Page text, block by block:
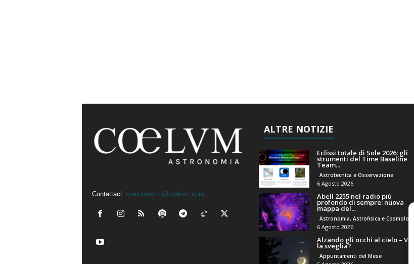
Contattaci: coelumastro@coelum.com
ALTRE NOTIZIE
Eclissi totale di Sole 2026: gli
strumenti del Time Baseline
Team...
Astrotecnica e Osservazione
6 Agosto 2026
Abell 2255 nel radio più
profondo di sempre: nuova
mappa del...
Astronomia, Astrofisica e Cosmologia
6 Agosto 2026
Alzando gli occhi al cielo – Vale
la sveglia?
Appuntamenti del Mese